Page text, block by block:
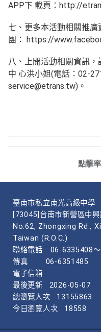
APP下 載頁：http://
七、更多本活動相關推
團： https://
八、上開活動相關資訊
中 心洪小姐(電話：02-
service@etrans.tw)。
點擊率
臺南市私立南光高級中學
[73045]台南市新營區中
No.62, Zhongxing Rd.,
Taiwan (R.O.C.)
聯絡電話
06-6335408
傳真
06-6351485
電子信箱
最後更新
2026-05-07
總瀏覽人次
13155863
今日瀏覽人次
18558